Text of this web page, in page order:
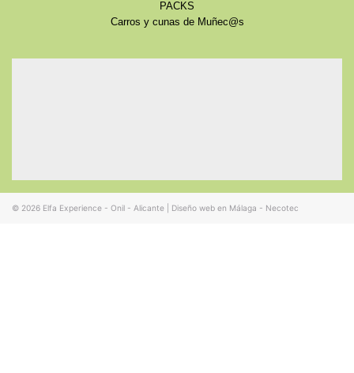
PACKS
Carros y cunas de Muñec@s
© 2026 Elfa Experience - Onil - Alicante Diseño web en Málaga - Necotec